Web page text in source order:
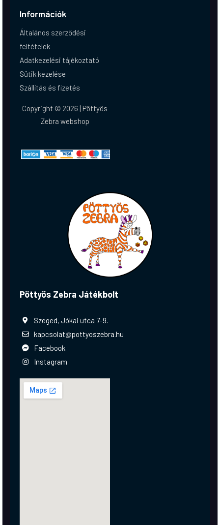
Információk
Általános szerződési
feltételek
Adatkezelési tájékoztató
Sütik kezelése
Szállítás és fizetés
Copyright © 2026 | Pöttyös
Zebra webshop
Pöttyös Zebra Játékbolt
Szeged, Jókai utca 7-9.
kapcsolat@pottyoszebra.hu
Facebook
Instagram